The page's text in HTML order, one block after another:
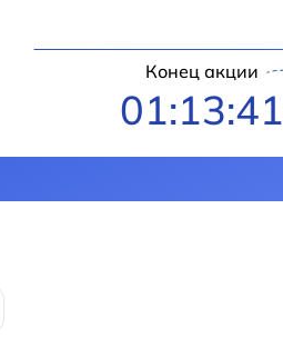
Конец акции
01:13:40